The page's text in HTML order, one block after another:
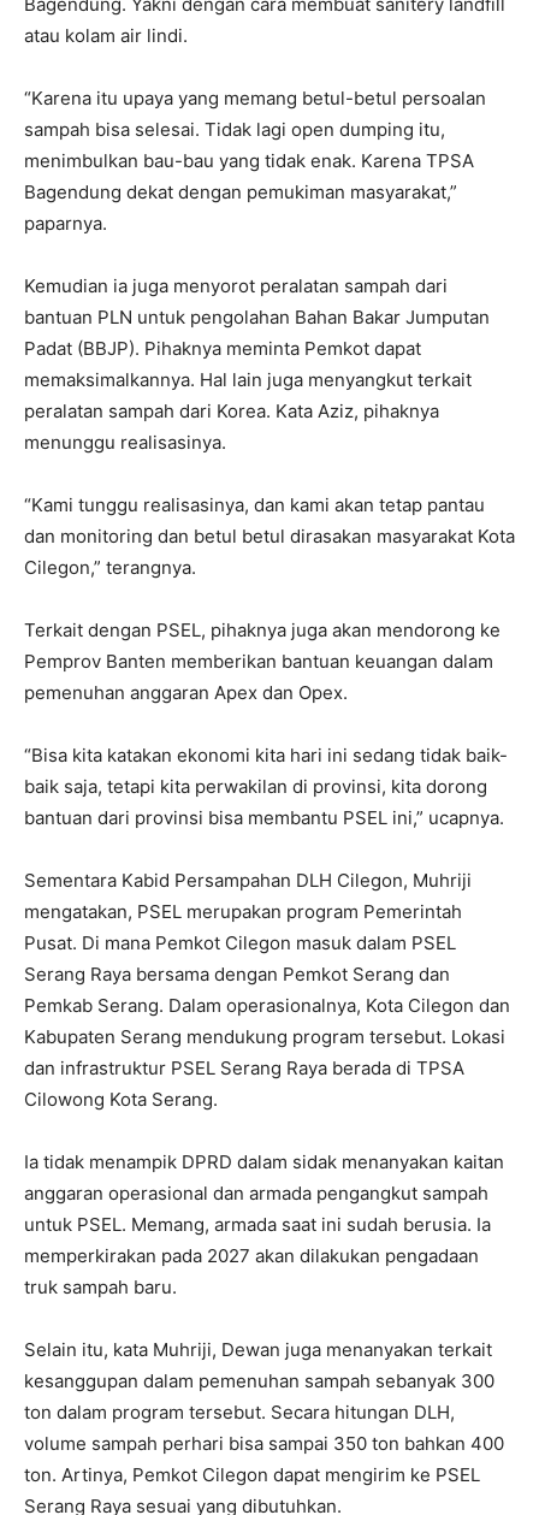
atau kolam air lindi.
“Karena itu upaya yang memang betul-betul persoalan
sampah bisa selesai. Tidak lagi open dumping itu,
menimbulkan bau-bau yang tidak enak. Karena TPSA
Bagendung dekat dengan pemukiman masyarakat,”
paparnya.
Kemudian ia juga menyorot peralatan sampah dari
bantuan PLN untuk pengolahan Bahan Bakar Jumputan
Padat (BBJP). Pihaknya meminta Pemkot dapat
memaksimalkannya. Hal lain juga menyangkut terkait
peralatan sampah dari Korea. Kata Aziz, pihaknya
menunggu realisasinya.
“Kami tunggu realisasinya, dan kami akan tetap pantau
dan monitoring dan betul betul dirasakan masyarakat Kota
Cilegon,” terangnya.
Terkait dengan PSEL, pihaknya juga akan mendorong ke
Pemprov Banten memberikan bantuan keuangan dalam
pemenuhan anggaran Apex dan Opex.
“Bisa kita katakan ekonomi kita hari ini sedang tidak baik-
baik saja, tetapi kita perwakilan di provinsi, kita dorong
bantuan dari provinsi bisa membantu PSEL ini,” ucapnya.
Sementara Kabid Persampahan DLH Cilegon, Muhriji
mengatakan, PSEL merupakan program Pemerintah
Pusat. Di mana Pemkot Cilegon masuk dalam PSEL
Serang Raya bersama dengan Pemkot Serang dan
Pemkab Serang. Dalam operasionalnya, Kota Cilegon dan
Kabupaten Serang mendukung program tersebut. Lokasi
dan infrastruktur PSEL Serang Raya berada di TPSA
Cilowong Kota Serang.
Ia tidak menampik DPRD dalam sidak menanyakan kaitan
anggaran operasional dan armada pengangkut sampah
untuk PSEL. Memang, armada saat ini sudah berusia. Ia
memperkirakan pada 2027 akan dilakukan pengadaan
truk sampah baru.
Selain itu, kata Muhriji, Dewan juga menanyakan terkait
kesanggupan dalam pemenuhan sampah sebanyak 300
ton dalam program tersebut. Secara hitungan DLH,
volume sampah perhari bisa sampai 350 ton bahkan 400
ton. Artinya, Pemkot Cilegon dapat mengirim ke PSEL
Serang Raya sesuai yang dibutuhkan.